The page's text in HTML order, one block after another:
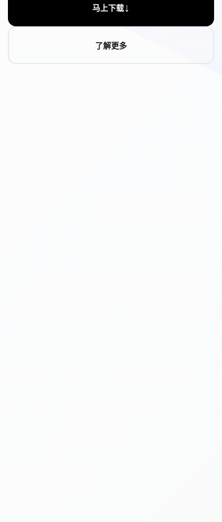
马上下载↓
了解更多